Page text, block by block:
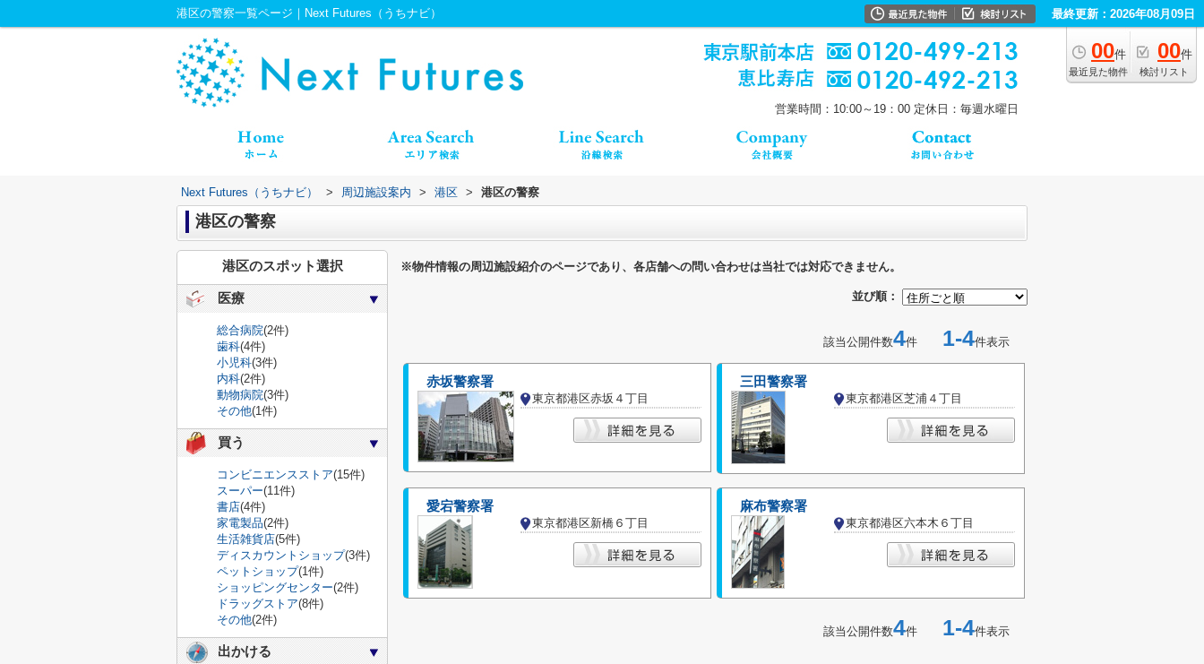
港区の警察一覧ページ｜Next Futures（うちナビ） 最終更新：2026年08月09日
00件
最近見た物件
00件
検討リスト
営業時間：10:00～19：00 定休日：毎週水曜日
Next Futures（うちナビ） > 周辺施設案内 > 港区 > 港区の警察
港区の警察
※物件情報の周辺施設紹介のページであり、各店舗への問い合わせは当社では対応できません。
並び順：
該当公開件数4件 1-4件表示
赤坂警察署
東京都港区赤坂４丁目
三田警察署
東京都港区芝浦４丁目
愛宕警察署
東京都港区新橋６丁目
麻布警察署
東京都港区六本木６丁目
該当公開件数4件 1-4件表示
港区のスポット選択
医療
総合病院(2件)
歯科(4件)
小児科(3件)
内科(2件)
動物病院(3件)
その他(1件)
買う
コンビニエンスストア(15件)
スーパー(11件)
書店(4件)
家電製品(2件)
生活雑貨店(5件)
ディスカウントショップ(3件)
ペットショップ(1件)
ショッピングセンター(2件)
ドラッグストア(8件)
その他(2件)
出かける